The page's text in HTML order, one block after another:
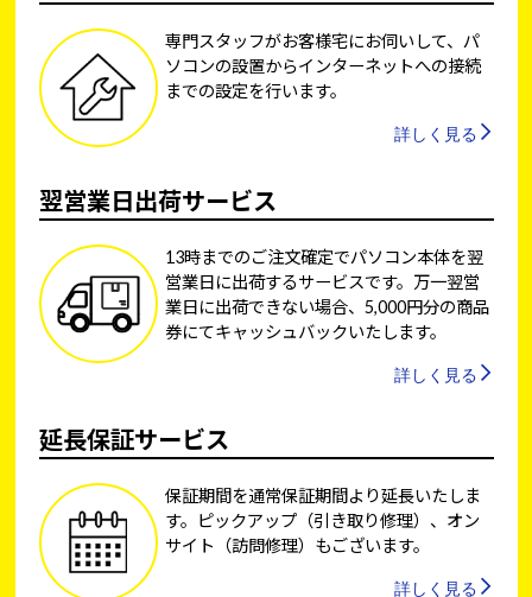
専門スタッフがお客様宅にお伺いして、パ
ソコンの設置からインターネットへの接続
までの設定を行います。
詳しく見る
翌営業日出荷サービス
13時までのご注文確定でパソコン本体を翌
営業日に出荷するサービスです。万一翌営
業日に出荷できない場合、5,000円分の商品
券にてキャッシュバックいたします。
詳しく見る
延長保証サービス
保証期間を通常保証期間より延長いたしま
す。ピックアップ（引き取り修理）、オン
サイト（訪問修理）もございます。
詳しく見る